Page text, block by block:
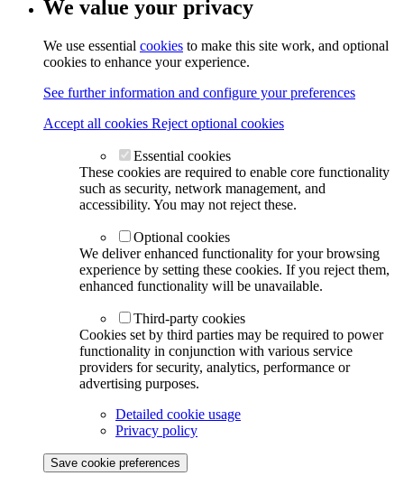
We value your privacy
We use essential cookies to make this site work, and optional
cookies to enhance your experience.
See further information and configure your preferences
Accept all cookies Reject optional cookies
Essential cookies
These cookies are required to enable core functionality
such as security, network management, and
accessibility. You may not reject these.
Optional cookies
We deliver enhanced functionality for your browsing
experience by setting these cookies. If you reject them,
enhanced functionality will be unavailable.
Third-party cookies
Cookies set by third parties may be required to power
functionality in conjunction with various service
providers for security, analytics, performance or
advertising purposes.
Detailed cookie usage
Privacy policy
Save cookie preferences